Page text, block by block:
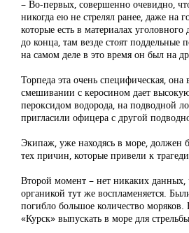
– Во-первых, совершенно очевидно,
никогда ею не стрелял ранее, даже на
которые есть в материалах
до конца, там везде стоят
на самом деле в это время он был на
Торпеда эта очень специфическая, она
смешивании с керосином дает
пероксидом водорода, на подводной
пригласили офицера с другой
Экипаж, уже находясь в море, должен
тех причин, которые привели к
Второй момент – нет никаких данных,
органикой тут же воспламеняется.
погибло большое количество
«Курск» выпускать в море для